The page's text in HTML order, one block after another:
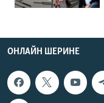
ОНЛАЙН ШЕРИНЕ